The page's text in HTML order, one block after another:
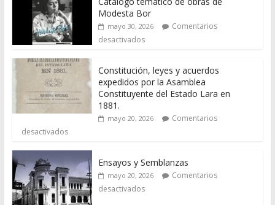
Modesta Bor
mayo 30, 2026
Comentarios
desactivados
Constitución, leyes y acuerdos
expedidos por la Asamblea
Constituyente del Estado Lara en
1881.
mayo 20, 2026
Comentarios
desactivados
Ensayos y Semblanzas
mayo 20, 2026
Comentarios
desactivados